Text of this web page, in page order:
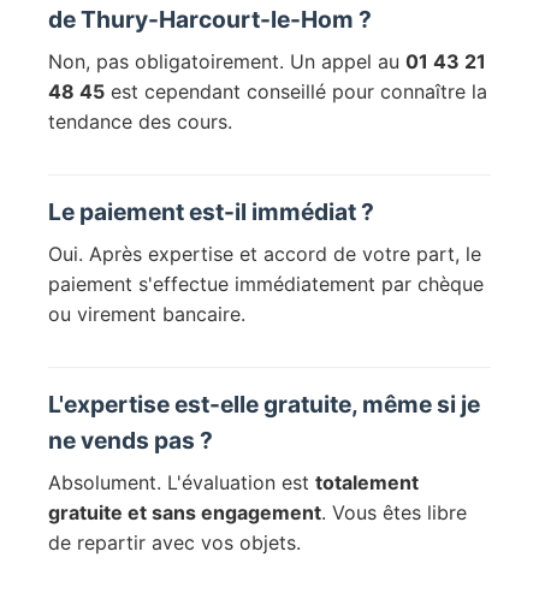
de Thury-Harcourt-le-Hom ?
Non, pas obligatoirement. Un appel au 01 43 21
48 45 est cependant conseillé pour connaître la
tendance des cours.
Le paiement est-il immédiat ?
Oui. Après expertise et accord de votre part, le
paiement s'effectue immédiatement par chèque
ou virement bancaire.
L'expertise est-elle gratuite, même si je
ne vends pas ?
Absolument. L'évaluation est totalement
gratuite et sans engagement. Vous êtes libre
de repartir avec vos objets.